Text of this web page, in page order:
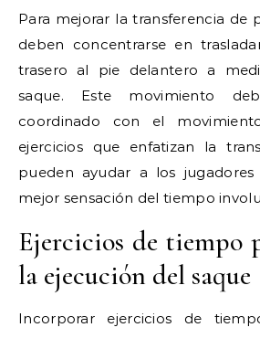
Para mejorar la transferencia de
deben concentrarse en
trasero al pie delantero a
saque. Este movimiento
coordinado con el
ejercicios que enfatizan la
pueden ayudar a los
mejor sensación del tiempo
Ejercicios de tiempo
la ejecución del saque
Incorporar ejercicios de